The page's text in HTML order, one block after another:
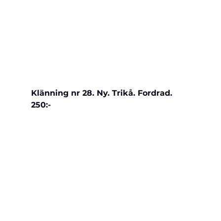
Klänning nr 28. Ny. Trikå. Fordrad.
250:-